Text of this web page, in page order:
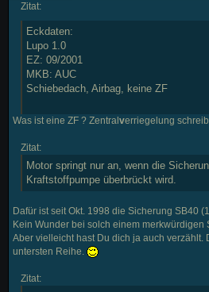
Zitat:
Eckdaten:
Lupo 1.0
EZ: 09/2001
MKB: AUC
Schiebedach, Airbag, keine ZF
Was ist eine ZF ? Zentral verriegelung
Zitat:
Motor springt nur an, wenn die
Kraftstoffpumpe überbrückt wird.
Dafür ist seit Okt. 1998 die Sicherung SB40
Kein Wunder bei solch einem merkwürdigen
Aber vielleicht hast Du dich ja auch verzählt.
untersten Reihe.
Zitat: